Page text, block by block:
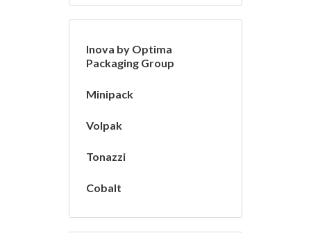
Inova by Optima
Packaging Group
Minipack
Volpak
Tonazzi
Cobalt